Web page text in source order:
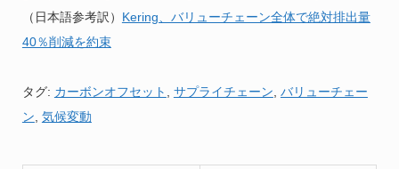
（日本語参考訳） Kering、バリューチェーン全体で絶対排出量
40％削減を約束
タグ: カーボンオフセット サプライチェーン バリューチェー
ン 気候変動